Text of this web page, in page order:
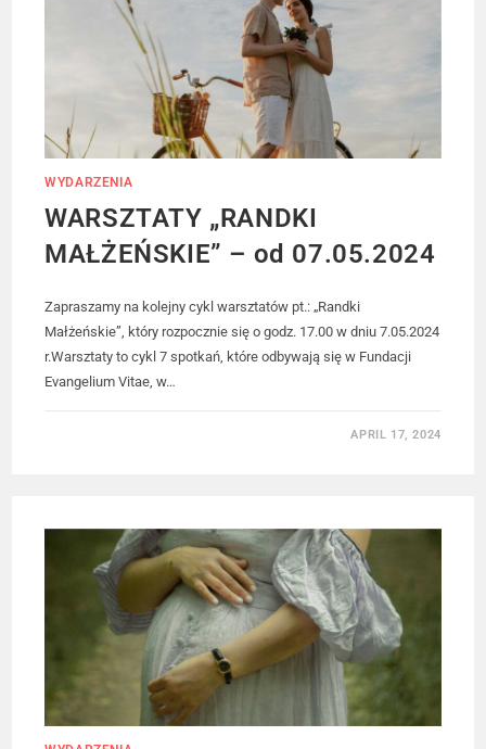
WYDARZENIA
WARSZTATY „RANDKI
MAŁŻEŃSKIE” – od 07.05.2024
Zapraszamy na kolejny cykl warsztatów pt.: „Randki
Małżeńskie”, który rozpocznie się o godz. 17.00 w dniu 7.05.2024
r.Warsztaty to cykl 7 spotkań, które odbywają się w Fundacji
Evangelium Vitae, w…
APRIL 17, 2024